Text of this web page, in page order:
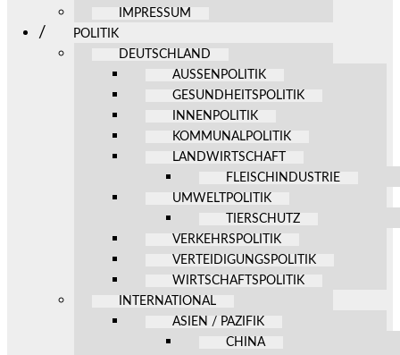
IMPRESSUM
POLITIK
DEUTSCHLAND
AUSSENPOLITIK
GESUNDHEITSPOLITIK
INNENPOLITIK
KOMMUNALPOLITIK
LANDWIRTSCHAFT
FLEISCHINDUSTRIE
UMWELTPOLITIK
TIERSCHUTZ
VERKEHRSPOLITIK
VERTEIDIGUNGSPOLITIK
WIRTSCHAFTSPOLITIK
INTERNATIONAL
ASIEN / PAZIFIK
CHINA